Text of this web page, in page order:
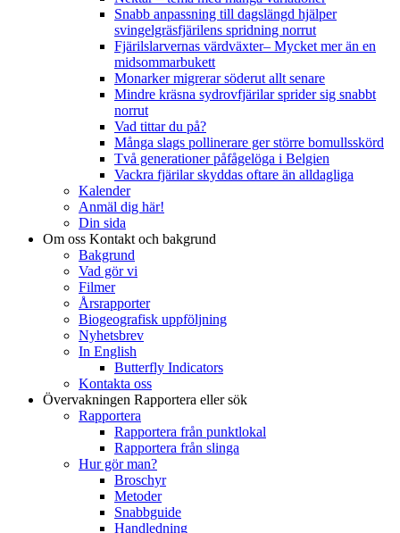
Snabb anpassning till dagslängd hjälper
svingelgräsfjärilens spridning norrut
Fjärilslarvernas värdväxter– Mycket mer än en
midsommarbukett
Monarker migrerar söderut allt senare
Mindre kräsna sydrovfjärilar sprider sig snabbt
norrut
Vad tittar du på?
Många slags pollinerare ger större bomullsskörd
Två generationer påfågelöga i Belgien
Vackra fjärilar skyddas oftare än alldagliga
Kalender
Anmäl dig här!
Din sida
Om oss Kontakt och bakgrund
Bakgrund
Vad gör vi
Filmer
Årsrapporter
Biogeografisk uppföljning
Nyhetsbrev
In English
Butterfly Indicators
Kontakta oss
Övervakningen Rapportera eller sök
Rapportera
Rapportera från punktlokal
Rapportera från slinga
Hur gör man?
Broschyr
Metoder
Snabbguide
Handledning